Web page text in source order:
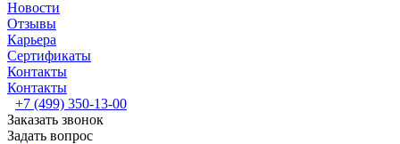
Новости
Отзывы
Карьера
Сертификаты
Контакты
Контакты
+7 (499) 350-13-00
Заказать звонок
Задать вопрос